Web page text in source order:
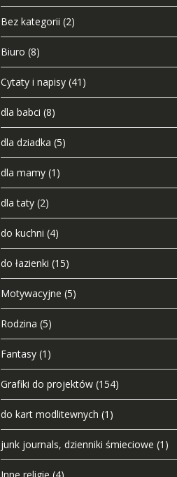
Bez kategorii (2)
Biuro (8)
Cytaty i napisy (41)
dla babci (8)
dla dziadka (5)
dla mamy (1)
dla taty (2)
do kuchni (4)
do łazienki (15)
Motywacyjne (5)
Rodzina (5)
Fantasy (1)
Grafiki do projektów (154)
do kart modlitewnych (1)
junk journals, dzienniki śmieciowe (1)
Inne religie (4)